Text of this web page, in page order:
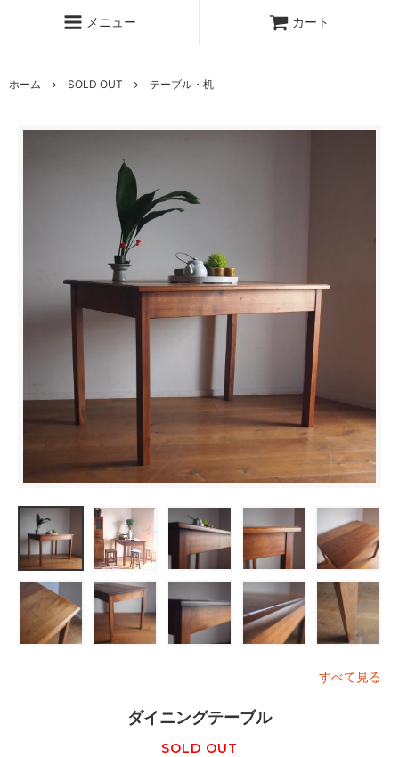
メニュー カート
ホーム SOLD OUT テーブル・机
すべて見る
ダイニングテーブル
SOLD OUT